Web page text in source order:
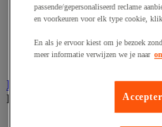
Folderrek
Tafel folderstandaard
Wandfolderhouder
Inname en beheer van geld
Bekijk de hele productgroep
passende/gepersonaliseerd reclame
en voorkeuren voor elk type cookie,
En als je ervoor kiest om je bezoek
meer informatie verwijzen we je naar